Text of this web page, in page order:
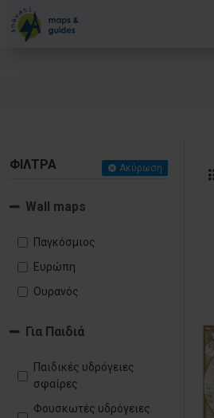
ΦΊΛΤΡΑ Ακύρωση
Wall maps
Παγκόσμιος
Ευρώπη
Ουρανός
Για Παιδιά
Παιδικές υδρόγειες
σφαίρες
Φουσκωτές υδρόγειες